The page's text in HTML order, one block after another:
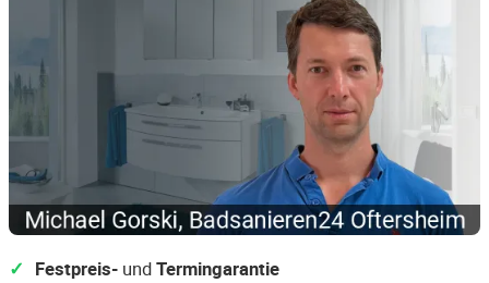
Festpreis- undTermingarantie